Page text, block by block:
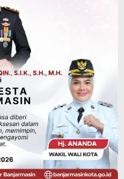
Jalani
Ditempa
81 RI